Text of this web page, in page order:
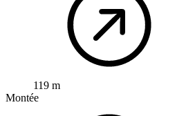
119 m
Montée